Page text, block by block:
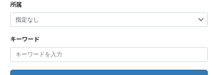
所属
キーワード